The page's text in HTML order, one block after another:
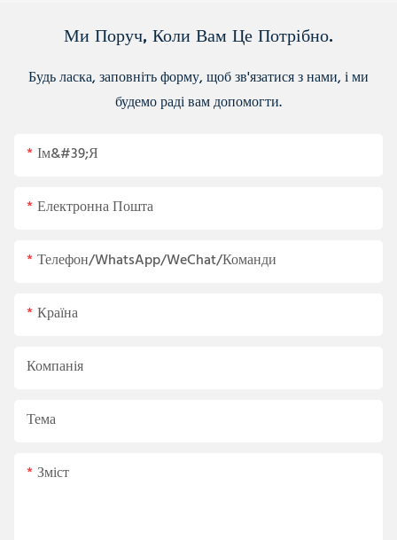
Ми Поруч, Коли Вам Це Потрібно.
Будь ласка, заповніть форму, щоб зв'язатися з нами, і ми
будемо раді вам допомогти.
Ім&#39;я
Електронна Пошта
Телефон/WhatsApp/WeChat/Команди
Країна
Компанія
Тема
Зміст